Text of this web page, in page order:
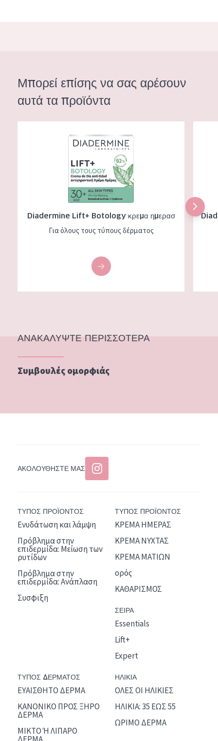
Μπορεί επίσης να σας αρέσουν
αυτά τα προϊόντα
Diadermine Lift+ Botology κρεμα ημερασ
Για όλους τους τύπους δέρματος
ΑΝΑΚΑΛΥΨΤΕ ΠΕΡΙΣΣΟΤΕΡΑ
Συμβουλές ομορφιάς
ΑΚΟΛΟΥΘΉΣΤΕ ΜΑΣ
ΤΥΠΟΣ ΠΡΟΪΟΝΤΟΣ
Ενυδάτωση και λάμψη
Πρόβλημα στην
επιδερμίδα: Μείωση των
ρυτίδων
Πρόβλημα στην
επιδερμίδα: Ανάπλαση
Συσφιξη
ΤΥΠΟΣ ΠΡΟΪΟΝΤΟΣ
ΚΡΕΜΑ ΗΜΕΡΑΣ
ΚΡΕΜΑ ΝΥΧΤΑΣ
ΚΡΕΜΑ ΜΑΤΙΩΝ
ορός
ΚΑΘΑΡΙΣΜΟΣ
ΣΕΙΡΑ
Essentials
Lift+
Expert
ΤΥΠΟΣ ΔΕΡΜΑΤΟΣ
ΕΥΑΙΣΘΗΤΟ ΔΕΡΜΑ
ΚΑΝΟΝΙΚΟ ΠΡΟΣ ΞΗΡΟ
ΔΕΡΜΑ
ΜΙΚΤΟ Ή ΛΙΠΑΡΟ
ΗΛΙΚΙΑ
ΟΛΕΣ ΟΙ ΗΛΙΚΙΕΣ
ΗΛΙΚΙΑ: 35 ΕΩΣ 55
ΩΡΙΜΟ ΔΕΡΜΑ